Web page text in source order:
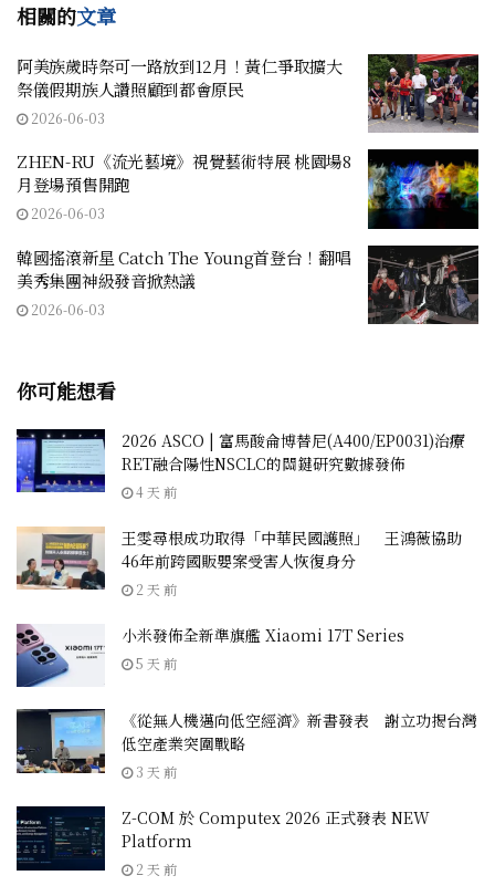
相關的文章
阿美族歲時祭可一路放到12月！黃仁爭取擴大
祭儀假期族人讚照顧到都會原民
2026-06-03
ZHEN-RU《流光藝境》視覺藝術特展 桃園場8
月登場預售開跑
2026-06-03
韓國搖滾新星 Catch The Young首登台！翻唱
美秀集團神級發音掀熱議
2026-06-03
你可能想看
2026 ASCO | 富馬酸侖博替尼(A400/EP0031)治療
RET融合陽性NSCLC的關鍵研究數據發佈
4 天 前
王雯尋根成功取得「中華民國護照」 王鴻薇協助
46年前跨國販嬰案受害人恢復身分
2 天 前
小米發佈全新準旗艦 Xiaomi 17T Series
5 天 前
《從無人機邁向低空經濟》新書發表 謝立功揭台灣
低空產業突圍戰略
3 天 前
Z-COM 於 Computex 2026 正式發表 NEW
Platform
2 天 前